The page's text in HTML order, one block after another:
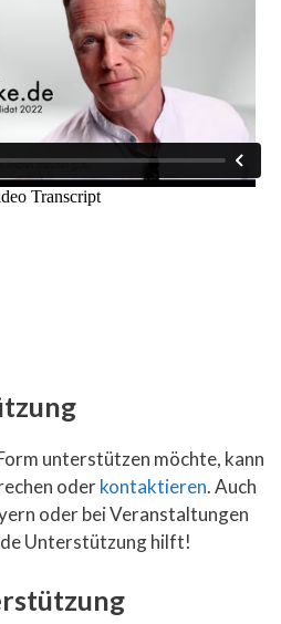
unterstützen möchte, kann
oderkontaktieren. Auch
oder bei Veranstaltungen
Unterstützung hilft!